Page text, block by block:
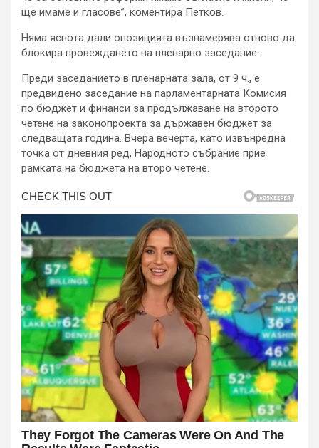
ще имаме и гласове”, коментира Петков.
Няма яснота дали опозицията възнамерява отново да
блокира провеждането на пленарно заседание.
Преди заседанието в пленарната зала, от 9 ч., е
предвидено заседание на парламентарната Комисия
по бюджет и финанси за продължаване на второто
четене на законопроекта за държавен бюджет за
следващата година. Вчера вечерта, като извънрeдна
точка от дневния ред, Народното събрание прие
рамката на бюджета на второ четене.